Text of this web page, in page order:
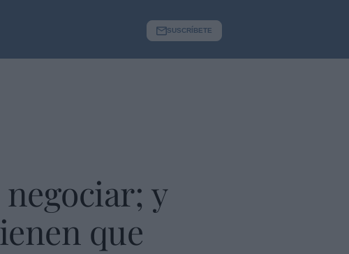
SUSCRÍBETE
y
que